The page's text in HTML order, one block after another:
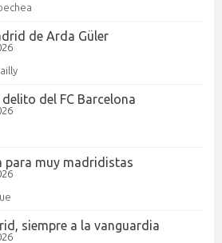
de Arda Güler
del FC Barcelona
para muy madridistas
siempre a la vanguardia